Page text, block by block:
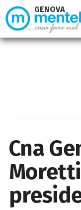
Cna
GENOVA